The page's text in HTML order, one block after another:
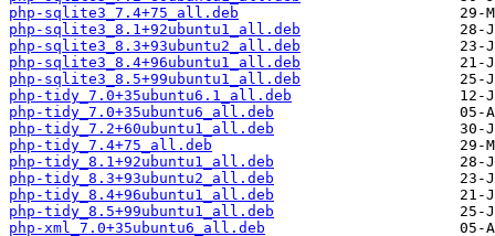
php-sqlite3_7.4+75_all.deb
php-sqlite3_8.1+92ubuntu1_all.deb
php-sqlite3_8.3+93ubuntu2_all.deb
php-sqlite3_8.4+96ubuntu1_all.deb
php-sqlite3_8.5+99ubuntu1_all.deb
php-tidy_7.0+35ubuntu6.1_all.deb
php-tidy_7.0+35ubuntu6_all.deb
php-tidy_7.2+60ubuntu1_all.deb
php-tidy_7.4+75_all.deb
php-tidy_8.1+92ubuntu1_all.deb
php-tidy_8.3+93ubuntu2_all.deb
php-tidy_8.4+96ubuntu1_all.deb
php-tidy_8.5+99ubuntu1_all.deb
php-xml_7.0+35ubuntu6_all.deb